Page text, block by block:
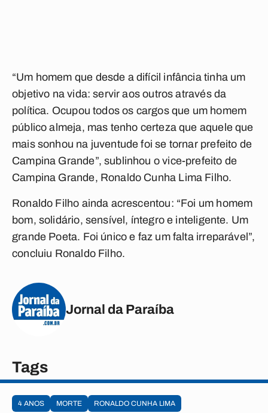
“Um homem que desde a difícil infância tinha um
objetivo na vida: servir aos outros através da
política. Ocupou todos os cargos que um homem
público almeja, mas tenho certeza que aquele que
mais sonhou na juventude foi se tornar prefeito de
Campina Grande”, sublinhou o vice-prefeito de
Campina Grande, Ronaldo Cunha Lima Filho.
Ronaldo Filho ainda acrescentou: “Foi um homem
bom, solidário, sensível, íntegro e inteligente. Um
grande Poeta. Foi único e faz um falta irreparável”,
concluiu Ronaldo Filho.
Jornal da Paraíba
Tags
4 ANOS MORTE RONALDO CUNHA LIMA